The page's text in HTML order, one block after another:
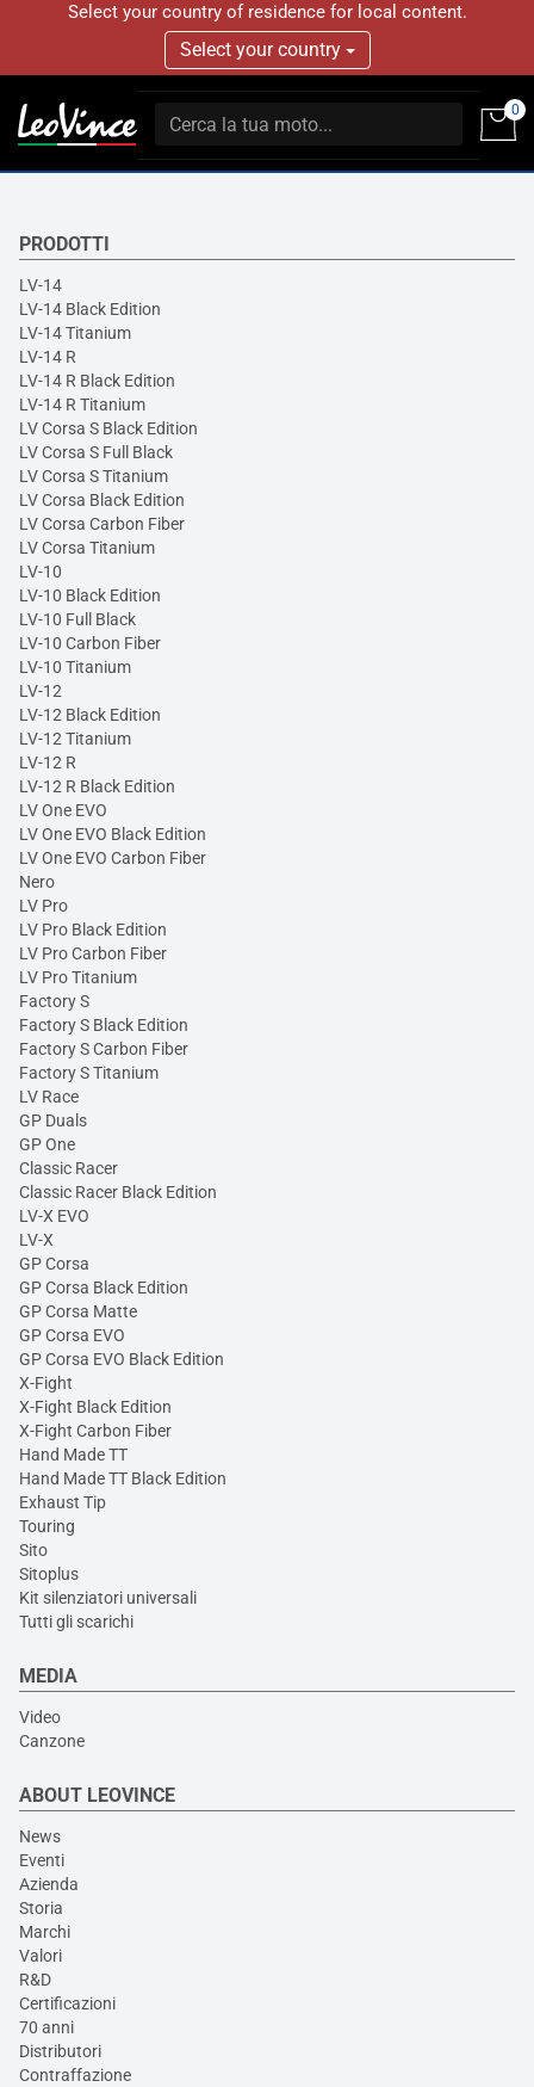
Select your country of residence for local content.
Select your country
0
PRODOTTI
LV-14
LV-14 Black Edition
LV-14 Titanium
LV-14 R
LV-14 R Black Edition
LV-14 R Titanium
LV Corsa S Black Edition
LV Corsa S Full Black
LV Corsa S Titanium
LV Corsa Black Edition
LV Corsa Carbon Fiber
LV Corsa Titanium
LV-10
LV-10 Black Edition
LV-10 Full Black
LV-10 Carbon Fiber
LV-10 Titanium
LV-12
LV-12 Black Edition
LV-12 Titanium
LV-12 R
LV-12 R Black Edition
LV One EVO
LV One EVO Black Edition
LV One EVO Carbon Fiber
Nero
LV Pro
LV Pro Black Edition
LV Pro Carbon Fiber
LV Pro Titanium
Factory S
Factory S Black Edition
Factory S Carbon Fiber
Factory S Titanium
LV Race
GP Duals
GP One
Classic Racer
Classic Racer Black Edition
LV-X EVO
LV-X
GP Corsa
GP Corsa Black Edition
GP Corsa Matte
GP Corsa EVO
GP Corsa EVO Black Edition
X-Fight
X-Fight Black Edition
X-Fight Carbon Fiber
Hand Made TT
Hand Made TT Black Edition
Exhaust Tip
Touring
Sito
Sitoplus
Kit silenziatori universali
Tutti gli scarichi
MEDIA
Video
Canzone
ABOUT LEOVINCE
News
Eventi
Azienda
Storia
Marchi
Valori
R&D
Certificazioni
70 anni
Distributori
Contraffazione